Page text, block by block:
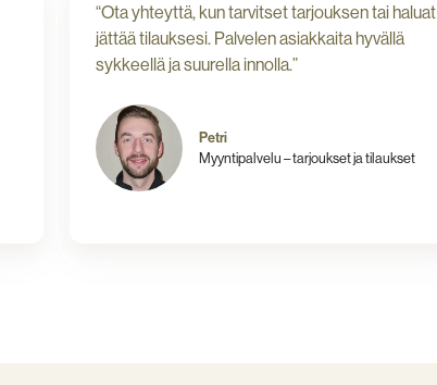
“Ota yhteyttä, kun tarvitset tarjouksen tai haluat
jättää tilauksesi. Palvelen asiakkaita hyvällä
sykkeellä ja suurella innolla.”
Petri
Myyntipalvelu – tarjoukset ja tilaukset